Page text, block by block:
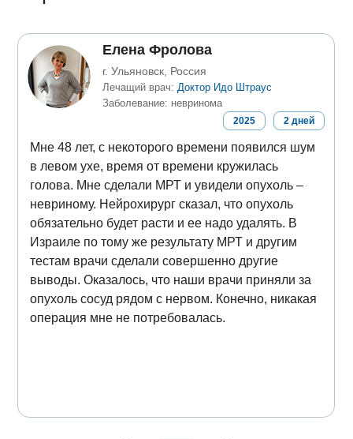
Елена Фролова
г. Ульяновск, Россия
Лечащий врач:
Доктор Идо Штраус
Заболевание: невринома
2025 2дней
Мне 48 лет, с некоторого времени появился шум
в левом ухе, время от времени кружилась
голова. Мне сделали МРТ и увидели опухоль –
невриному. Нейрохирург сказал, что опухоль
обязательно будет расти и ее надо удалять. В
Израиле по тому же результату МРТ и другим
тестам врачи сделали совершенно другие
выводы. Оказалось, что наши врачи приняли за
опухоль сосуд рядом с нервом. Конечно, никакая
операция мне не потребовалась.